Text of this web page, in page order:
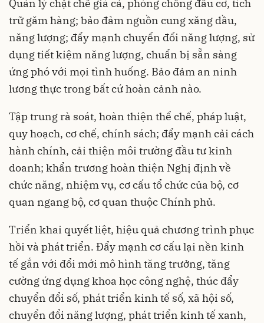
Quản lý chặt chẽ giá cả, phòng chống đầu cơ, tích
trữ găm hàng; bảo đảm nguồn cung xăng dầu,
năng lượng; đẩy mạnh chuyển đổi năng lượng, sử
dụng tiết kiệm năng lượng, chuẩn bị sẵn sàng
ứng phó với mọi tình huống. Bảo đảm an ninh
lương thực trong bất cứ hoàn cảnh nào.
Tập trung rà soát, hoàn thiện thể chế, pháp luật,
quy hoạch, cơ chế, chính sách; đẩy mạnh cải cách
hành chính, cải thiện môi trường đầu tư kinh
doanh; khẩn trương hoàn thiện Nghị định về
chức năng, nhiệm vụ, cơ cấu tổ chức của bộ, cơ
quan ngang bộ, cơ quan thuộc Chính phủ.
Triển khai quyết liệt, hiệu quả chương trình phục
hồi và phát triển. Đẩy mạnh cơ cấu lại nền kinh
tế gắn với đổi mới mô hình tăng trưởng, tăng
cường ứng dụng khoa học công nghệ, thúc đẩy
chuyển đổi số, phát triển kinh tế số, xã hội số,
chuyển đổi năng lượng, phát triển kinh tế xanh,